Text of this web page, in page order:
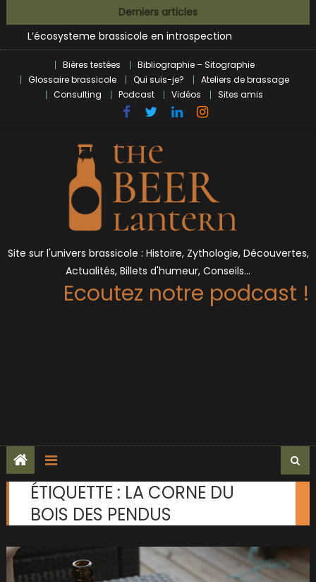
to
content
Derniers articles
L’écosysteme brassicole en introspection
Zoumaï : pionnier de la révolution craft à Marseille
BrewDog racheté par Tilray pour une bouchée de pain ?
Bières et célébrités
Bières testées
Bibliographie – Sitographie
Glossaire brassicole
Qui suis-je?
Ateliers de brassage
Consulting
Podcast Vidéos Sites amis
Site sur l'univers brassicole : Histoire, Zythologie, Découvertes,
Actualités, Billets d'humeur, Conseils…
Ecoutez notre podcast !
ÉTIQUETTE : LA CORNE DU
BOIS DES PENDUS